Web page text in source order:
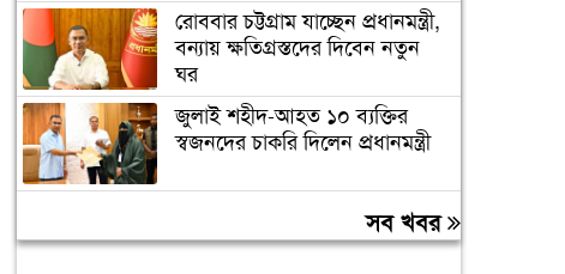
রোববার চট্টগ্রাম যাচ্ছেন প্রধানমন্ত্রী,
বন্যায় ক্ষতিগ্রস্তদের দিবেন নতুন
ঘর
জুলাই শহীদ-আহত ১০ ব্যক্তির
স্বজনদের চাকরি দিলেন প্রধানমন্ত্রী
জুলাই যোদ্ধাসহ ৩ জনকে
অটোরিকশা ও রিকশা উপহারসব খবর